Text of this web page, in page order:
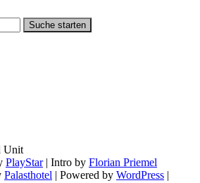
Suche starten
Unit
PlayStar| Intro by Florian Priemel
Palasthotel | Powered by WordPress |